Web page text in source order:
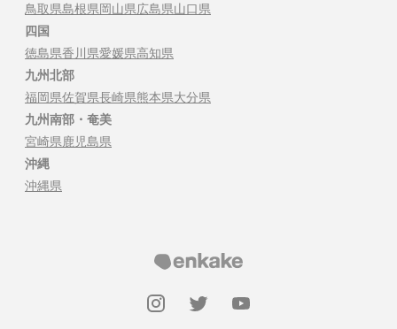
鳥取県島根県岡山県広島県山口県
四国
徳島県香川県愛媛県高知県
九州北部
福岡県佐賀県長崎県熊本県大分県
九州南部・奄美
宮崎県鹿児島県
沖縄
沖縄県